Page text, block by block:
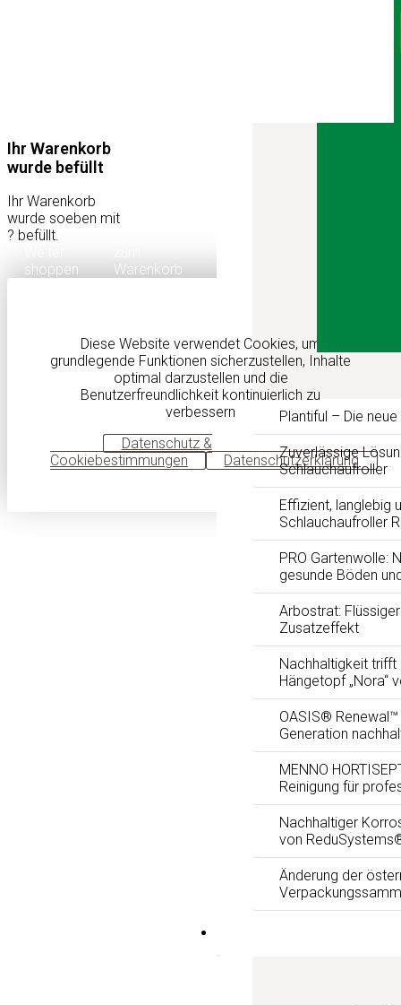
Plantiful – Die
Zuverlässige
Schlauchaufroller
Effizient, langlebig
Schlauchaufroller
PRO Gartenwolle:
gesunde Böden
Arbostrat:
Zusatzeffekt
Nachhaltigkeit trifft
Hängetopf „Nora“
OASIS®
Generation
MENNO
Reinigung für
Nachhaltiger
von
Änderung der
Ihr Warenkorb
wurde befüllt
Ihr Warenkorb
wurde soeben mit
? befüllt.
shoppen
Warenkorb
Diese Website verwendet Cookies, um
grundlegende Funktionen sicherzustellen, Inhalte
optimal darzustellen und die
Benutzerfreundlichkeit kontinuierlich zu
verbessern
Datenschutz &
Cookiebestimmungen
Datenschutzerklärung